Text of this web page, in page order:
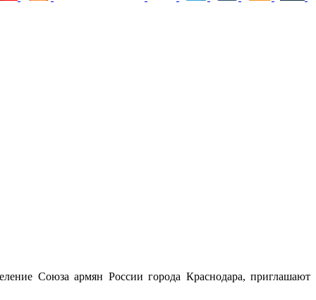
Союза армян России города Краснодара, приглашают